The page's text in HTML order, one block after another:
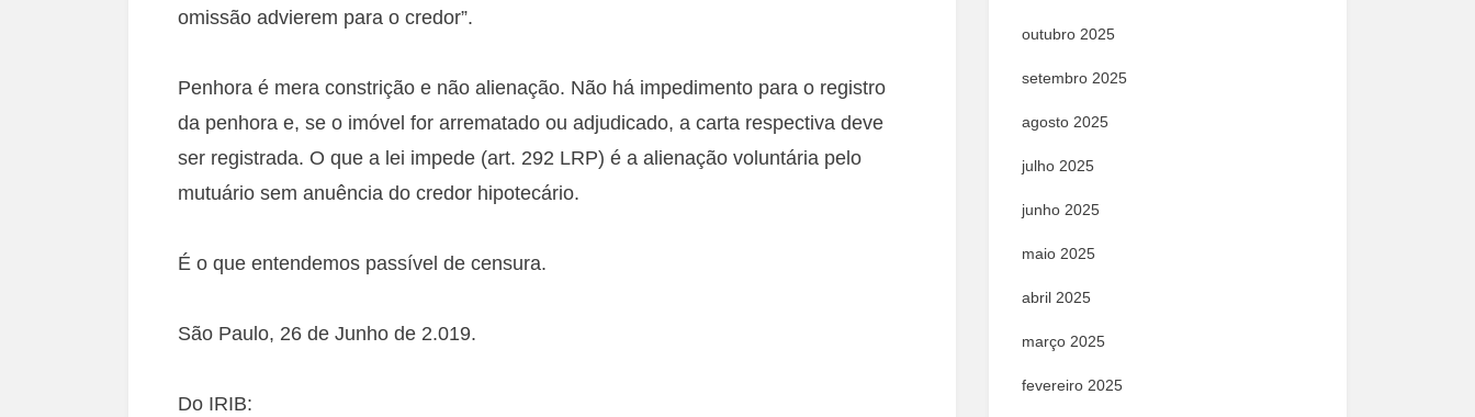
omissão advierem para o credor”.
Penhora é mera constrição e não alienação. Não há impedimento para o registro
da penhora e, se o imóvel for arrematado ou adjudicado, a carta respectiva deve
ser registrada. O que a lei impede (art. 292 LRP) é a alienação voluntária pelo
mutuário sem anuência do credor hipotecário.
É o que entendemos passível de censura.
São Paulo, 26 de Junho de 2.019.
Do IRIB:
outubro 2025
setembro 2025
agosto 2025
julho 2025
junho 2025
maio 2025
abril 2025
março 2025
fevereiro 2025